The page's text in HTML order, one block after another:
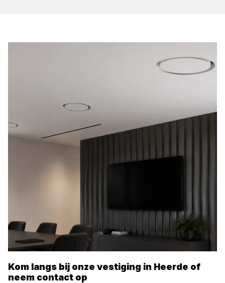
Kom langs bij onze vestiging in Heerde of
neem contact op